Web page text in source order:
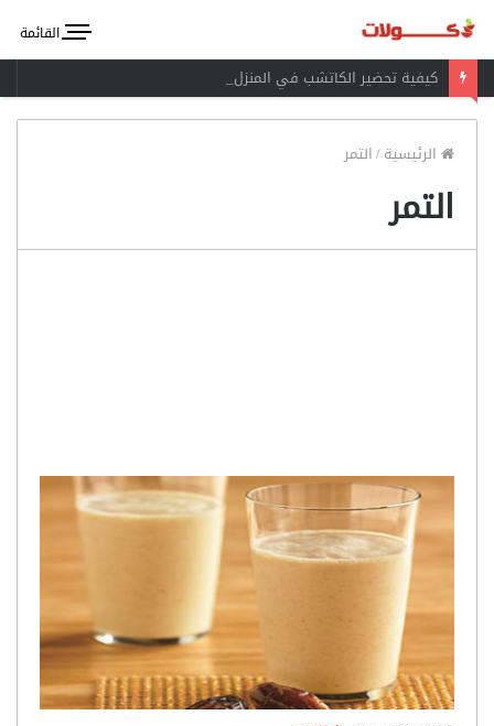
القائمة
كيفية تحضير الكاتشب في المنزل
الرئيسية/التمر
التمر